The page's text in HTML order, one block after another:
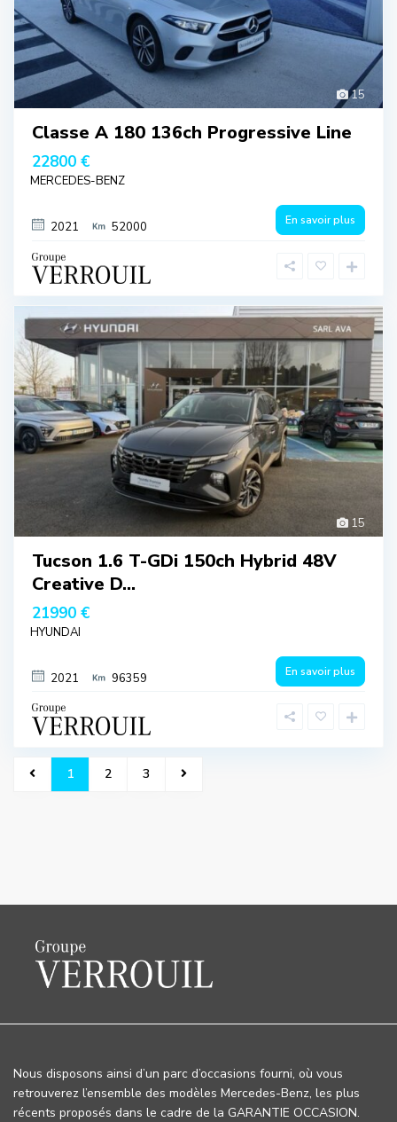
15
Classe A 180 136ch Progressive Line
22800 €
MERCEDES-BENZ
2021 52000 En savoir plus
15
Tucson 1.6 T-GDi 150ch Hybrid 48V
Creative D...
21990 €
HYUNDAI
2021 96359 En savoir plus
1 2 3
Nous disposons ainsi d’un parc d’occasions fourni, où vous
retrouverez l’ensemble des modèles Mercedes-Benz, les plus
récents proposés dans le cadre de la GARANTIE OCCASION.